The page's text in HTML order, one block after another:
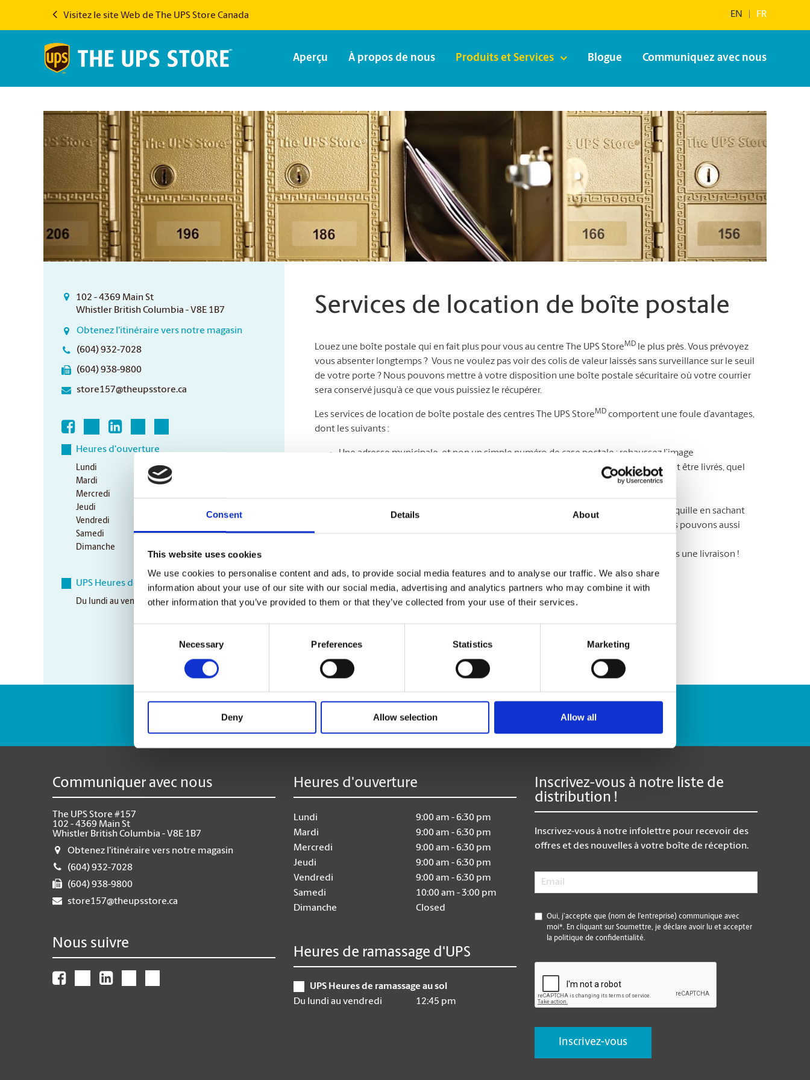
Consent Details About
This website uses cookies
We use cookies to personalise content and ads, to provide social media features and to analyse our traffic. We also share
information about your use of our site with our social media, advertising and analytics partners who may combine it with
other information that you’ve provided to them or that they’ve collected from your use of their services.
Necessary Preferences Statistics Marketing
Deny Allow selection Allow all
Visitez le site Web de The UPS Store Canada EN FR
Aperçu À propos de nous Produits et Services Blogue Communiquez avec nous
102 - 4369 Main St
Whistler British Columbia - V8E 1B7
Obtenez l'itinéraire vers notre magasin
(604) 932-7028
(604) 938-9800
store157@theupsstore.ca
Heures d'ouverture
Lundi
9:00 am - 6:30 pm
Mardi
9:00 am - 6:30 pm
Mercredi
Jeudi
Vendredi
9:00 am - 6:30 pm
Samedi
10:00 am - 3:00 pm
Dimanche
UPS Heures de ramassage
Du lundi au vendredi 12:45 pm
Services de location de boîte postale
Louez une boîte postale qui en fait plus pour vous au centre The UPS StoreMD
le plus près. Vous prévoyez
vous absenter longtemps ? Vous ne voulez pas voir des colis de valeur laissés sans surveillance sur le seuil
de votre porte ? Nous pouvons mettre à votre disposition une boîte postale sécuritaire où votre courrier
sera conservé jusqu’à ce que vous puissiez le récupérer.
Les services de location de boîte postale des centres The UPS StoreMD comportent une foule d’avantages,
dont les suivants :
Une adresse municipale, et non un simple numéro de case postale : rehaussez l’image
professionnelle de votre entreprise grâce à une adresse où tous vos colis peuvent être livrés, quel
Un accès jour et nuit : venez chercher votre courrier quand bon vous semble* ;
Un service sûr de retenue et de réacheminement** de courrier : ayant l’esprit tranquille en sachant
que votre courrier sera gardé sous clé jusqu’à ce que vous veniez le chercher. Nous pouvons aussi
La réception de colis de toutes les entreprises de messagerie : ne ratez plus jamais une livraison !
* Offert seulement à certains centres participants.
Numéro de suivi : Repérer un envoi
Communiquer avec nous
The UPS Store #157
102 - 4369 Main St
Whistler British Columbia - V8E 1B7
Obtenez l'itinéraire vers notre magasin
(604) 932-7028
(604) 938-9800
store157@theupsstore.ca
Nous suivre
Heures d'ouverture
Lundi
9:00 am - 6:30 pm
Mardi
9:00 am - 6:30 pm
Mercredi
9:00 am - 6:30 pm
Jeudi
9:00 am - 6:30 pm
Vendredi
9:00 am - 6:30 pm
Samedi
10:00 am - 3:00 pm
Dimanche
Closed
Heures de ramassage d'UPS
UPS Heures de ramassage au sol
Du lundi au vendredi
12:45 pm
Inscrivez-vous à notre liste de
distribution !
Inscrivez-vous à notre infolettre pour recevoir des
offres et des nouvelles à votre boîte de réception.
Email
* Oui, j’accepte que (nom de l’entreprise) communique avec
moi*. En cliquant sur Soumettre, je déclare avoir lu et accepter
la politique de confidentialité.